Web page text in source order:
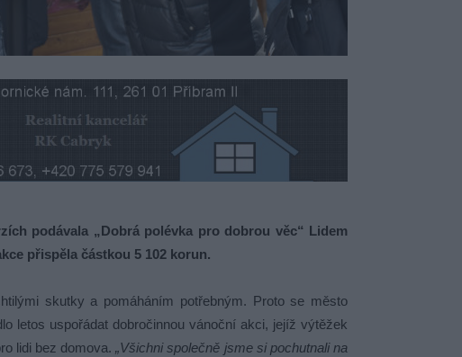
podávala „Dobrá polévka pro dobrou věc“ Lidem
přispěla částkou 5 102 korun.
skutky a pomáháním potřebným. Proto se město
letos uspořádat dobročinnou vánoční akci, jejíž výtěžek
lidi bez domova.„Všichni společně jsme si pochutnali na